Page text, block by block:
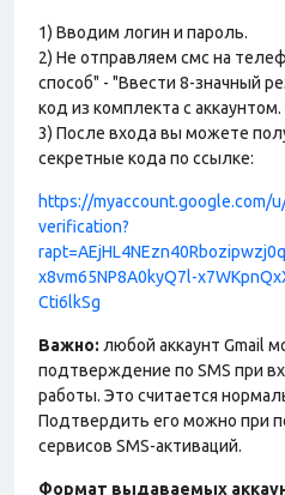
1) Вводим логин и пароль.
2) Не отправляем смс на
способ" - "Ввести 8-значный
код из комплекта с аккаунтом.
3) После входа вы можете
секретные кода по ссылке:
https://myaccount.google.com/
verification?
x8vm65NP8A0kyQ7l-
Cti6lkSg
Важно: любой аккаунт Gmail
подтверждение по SMS при
работы. Это считается
Подтвердить его можно при
сервисов SMS-активаций.
Формат выдаваемых